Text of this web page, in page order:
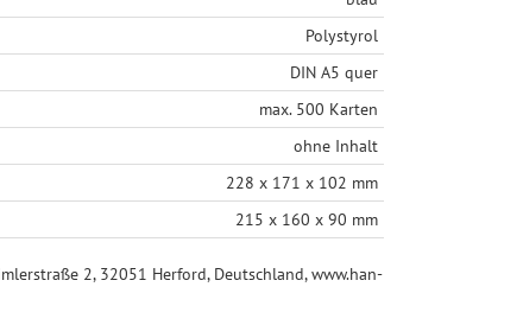
Polystyrol
DIN A5 quer
max. 500 Karten
ohne Inhalt
228 x 171 x 102 mm
215 x 160 x 90 mm
2, 32051 Herford, Deutschland, www.han-